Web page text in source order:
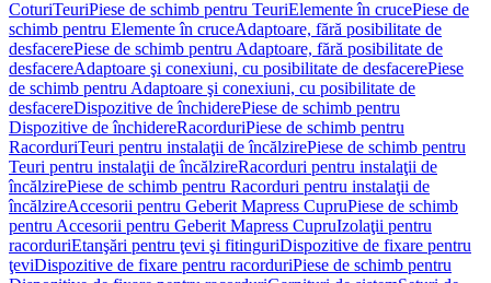
CoturiTeuriPiese de schimb pentru TeuriElemente în crucePiese de
schimb pentru Elemente în cruceAdaptoare, fără posibilitate de
desfacerePiese de schimb pentru Adaptoare, fără posibilitate de
desfacereAdaptoare şi conexiuni, cu posibilitate de desfacerePiese
de schimb pentru Adaptoare şi conexiuni, cu posibilitate de
desfacereDispozitive de închiderePiese de schimb pentru
Dispozitive de închidereRacorduriPiese de schimb pentru
RacorduriTeuri pentru instalaţii de încălzirePiese de schimb pentru
Teuri pentru instalaţii de încălzireRacorduri pentru instalaţii de
încălzirePiese de schimb pentru Racorduri pentru instalaţii de
încălzireAccesorii pentru Geberit Mapress CupruPiese de schimb
pentru Accesorii pentru Geberit Mapress CupruIzolaţii pentru
racorduriEtanşări pentru ţevi şi fitinguriDispozitive de fixare pentru
ţeviDispozitive de fixare pentru racorduriPiese de schimb pentru